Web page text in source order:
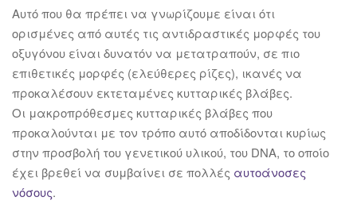
Αυτό που θα πρέπει να γνωρίζουμε είναι ότι
ορισμένες από αυτές τις αντιδραστικές μορφές του
οξυγόνου είναι δυνατόν να μετατραπούν, σε πιο
επιθετικές μορφές (ελεύθερες ρίζες), ικανές να
προκαλέσουν εκτεταμένες κυτταρικές βλάβες.
Οι μακροπρόθεσμες κυτταρικές βλάβες που
προκαλούνται με τον τρόπο αυτό αποδίδονται κυρίως
στην προσβολή του γενετικού υλικού, του DNA, το οποίο
έχει βρεθεί να συμβαίνει σε πολλές αυτοάνοσες
νόσους.